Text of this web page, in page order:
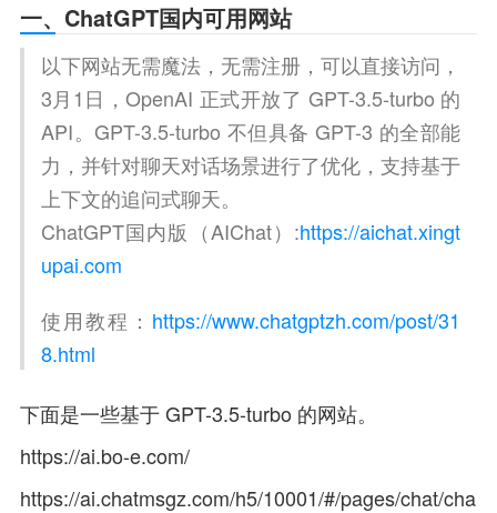
一、ChatGPT国内可用网站
以下网站无需魔法，无需注册，可以直接访问，
3月1日，OpenAI 正式开放了 GPT-3.5-turbo 的
API。GPT-3.5-turbo 不但具备 GPT-3 的全部能
力，并针对聊天对话场景进行了优化，支持基于
上下文的追问式聊天。
ChatGPT国内版（AIChat）:https://aichat.xingt
upai.com
使用教程： https://www.chatgptzh.com/post/31
8.html
下面是一些基于 GPT-3.5-turbo 的网站。
https://ai.bo-e.com/
https://ai.chatmsgz.com/h5/10001/#/pages/chat/cha